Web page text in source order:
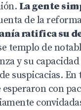
La gente
de la
ratifica su
templo de
y su
suspicacias.
con